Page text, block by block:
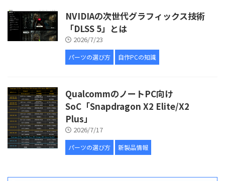
NVIDIAの次世代グラフィックス技術
「DLSS 5」とは
2026/7/23
パーツの選び方 自作PCの知識
QualcommのノートPC向け
SoC「Snapdragon X2 Elite/X2
Plus」
2026/7/17
パーツの選び方 新製品情報